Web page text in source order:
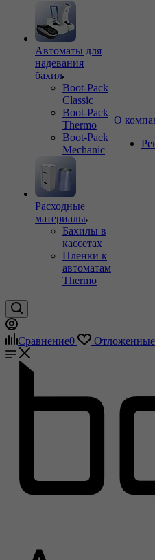
Автоматы для
надевания
бахил
Boot-Pack
Classic
Boot-Pack
Thermo
Boot-Pack
Mechanic
Расходные
материалы
Бахилы в
кассетах
Пленки к
автоматам
Thermo
О
Сравнение0 Отложенные